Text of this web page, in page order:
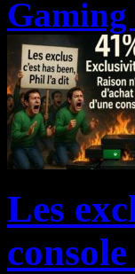
Gaming
Les